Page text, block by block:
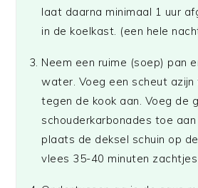
laat daarna minimaal 1 uur
in de koelkast. (een hele
Neem een ruime (soep) pan
water. Voeg een scheut azijn
tegen de kook aan. Voeg de
schouderkarbonades toe
plaats de deksel schuin op
vlees 35-40 minuten zachtjes